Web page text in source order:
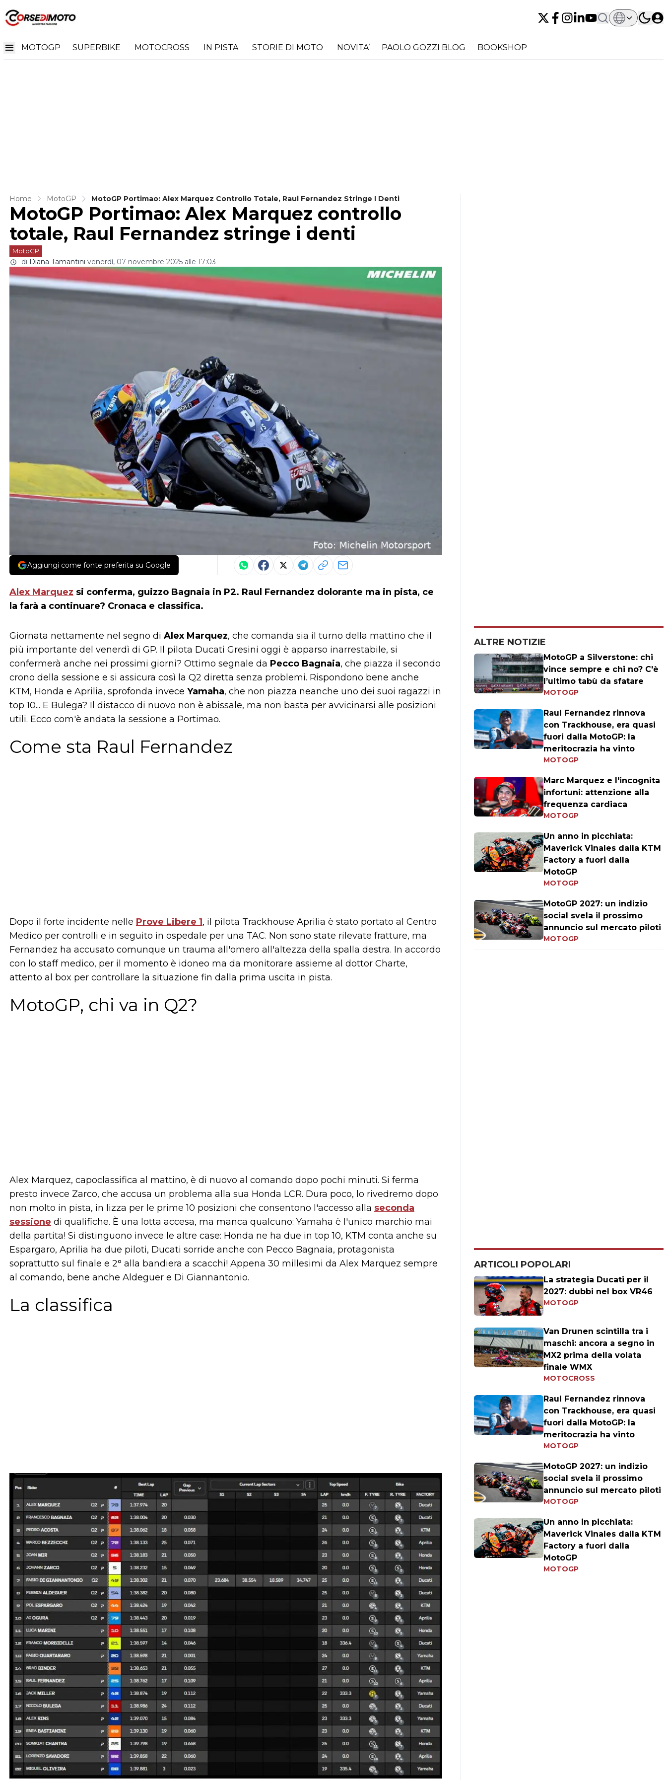
MOTOGP SUPERBIKE MOTOCROSS IN PISTA STORIE DI MOTO NOVITA’ PAOLO GOZZI BLOG BOOKSHOP
Home MotoGP MotoGP Portimao: Alex Marquez Controllo Totale, Raul Fernandez Stringe I Denti
MotoGP Portimao: Alex Marquez controllo
totale, Raul Fernandez stringe i denti
MotoGP
di Diana Tamantini venerdì, 07 novembre 2025 alle 17:03
Aggiungi come fonte preferita su Google
Alex Marquez si conferma, guizzo Bagnaia in P2. Raul Fernandez dolorante ma in pista, ce
la farà a continuare? Cronaca e classifica.
Giornata nettamente nel segno di Alex Marquez, che comanda sia il turno della mattino che il
più importante del venerdì di GP. Il pilota Ducati Gresini oggi è apparso inarrestabile, si
confermerà anche nei prossimi giorni? Ottimo segnale da Pecco Bagnaia, che piazza il secondo
crono della sessione e si assicura così la Q2 diretta senza problemi. Rispondono bene anche
KTM, Honda e Aprilia, sprofonda invece Yamaha, che non piazza neanche uno dei suoi ragazzi in
top 10... E Bulega? Il distacco di nuovo non è abissale, ma non basta per avvicinarsi alle posizioni
utili. Ecco com'è andata la sessione a Portimao.
Come sta Raul Fernandez
Dopo il forte incidente nelle Prove Libere 1, il pilota Trackhouse Aprilia è stato portato al Centro
Medico per controlli e in seguito in ospedale per una TAC. Non sono state rilevate fratture, ma
Fernandez ha accusato comunque un trauma all'omero all'altezza della spalla destra. In accordo
con lo staff medico, per il momento è idoneo ma da monitorare assieme al dottor Charte,
attento al box per controllare la situazione fin dalla prima uscita in pista.
MotoGP, chi va in Q2?
Alex Marquez, capoclassifica al mattino, è di nuovo al comando dopo pochi minuti. Si ferma
presto invece Zarco, che accusa un problema alla sua Honda LCR. Dura poco, lo rivedremo dopo
non molto in pista, in lizza per le prime 10 posizioni che consentono l'accesso alla seconda
sessione di qualifiche. È una lotta accesa, ma manca qualcuno: Yamaha è l'unico marchio mai
della partita! Si distinguono invece le altre case: Honda ne ha due in top 10, KTM conta anche su
Espargaro, Aprilia ha due piloti, Ducati sorride anche con Pecco Bagnaia, protagonista
soprattutto sul finale e 2° alla bandiera a scacchi! Appena 30 millesimi da Alex Marquez sempre
al comando, bene anche Aldeguer e Di Giannantonio.
La classifica
ALTRE NOTIZIE
MotoGP a Silverstone: chi
vince sempre e chi no? C'è
l’ultimo tabù da sfatare
MOTOGP
Raul Fernandez rinnova
con Trackhouse, era quasi
fuori dalla MotoGP: la
meritocrazia ha vinto
MOTOGP
Marc Marquez e l'incognita
infortuni: attenzione alla
frequenza cardiaca
MOTOGP
Un anno in picchiata:
Maverick Vinales dalla KTM
Factory a fuori dalla
MotoGP
MOTOGP
MotoGP 2027: un indizio
social svela il prossimo
annuncio sul mercato piloti
MOTOGP
ARTICOLI POPOLARI
La strategia Ducati per il
2027: dubbi nel box VR46
MOTOGP
Van Drunen scintilla tra i
maschi: ancora a segno in
MX2 prima della volata
finale WMX
MOTOCROSS
Raul Fernandez rinnova
con Trackhouse, era quasi
fuori dalla MotoGP: la
meritocrazia ha vinto
MOTOGP
MotoGP 2027: un indizio
social svela il prossimo
annuncio sul mercato piloti
MOTOGP
Un anno in picchiata:
Maverick Vinales dalla KTM
Factory a fuori dalla
MotoGP
MOTOGP